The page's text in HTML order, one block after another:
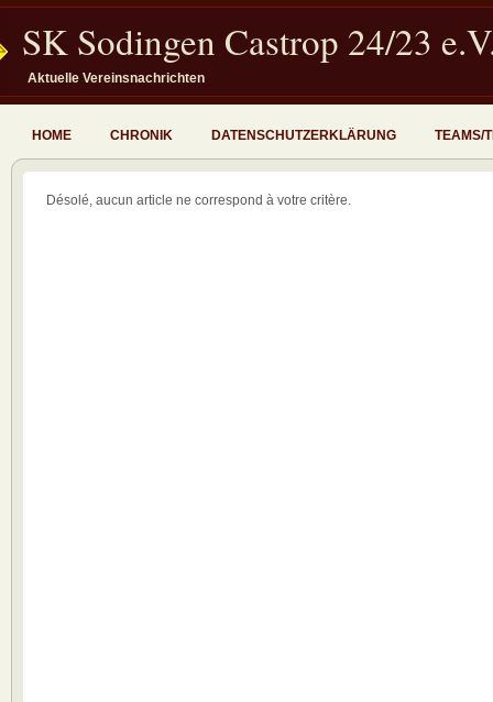
SK Sodingen Castrop 24/23
Aktuelle Vereinsnachrichten
HOME CHRONIK DATENSCHUTZERKLÄRUNG TEAMS/
Désolé, aucun article ne correspond à votre critère.